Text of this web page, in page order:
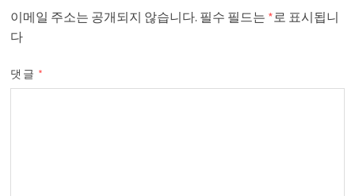
이메일 주소는 공개되지 않습니다. 필수 필드는 * 로 표시됩니
다
댓글 *